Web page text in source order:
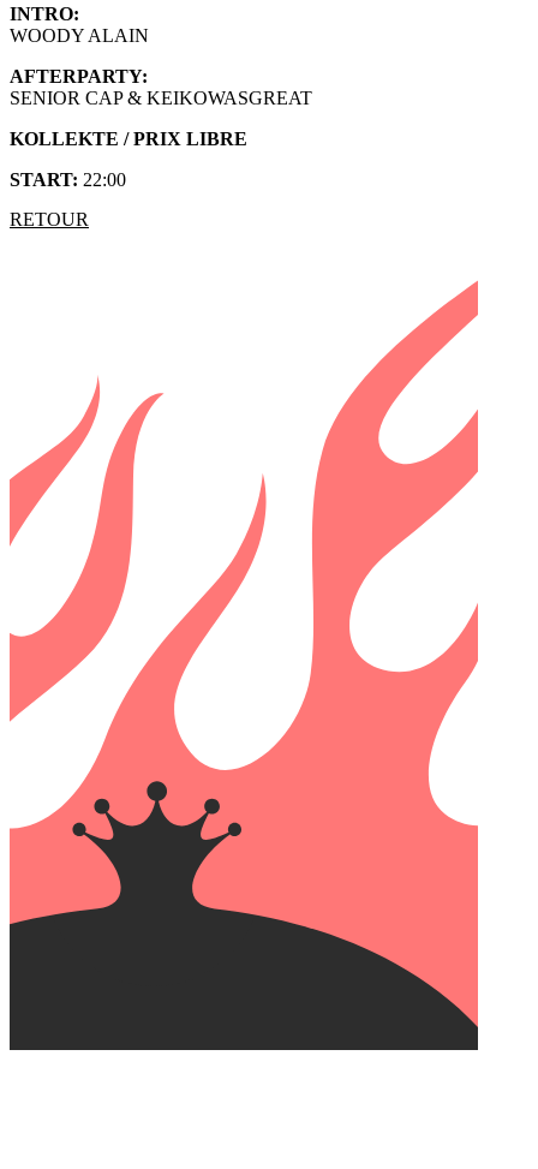
INTRO:
WOODY ALAIN
AFTERPARTY:
SENIOR CAP & KEIKOWASGREAT
KOLLEKTE / PRIX LIBRE
START: 22:00
RETOUR